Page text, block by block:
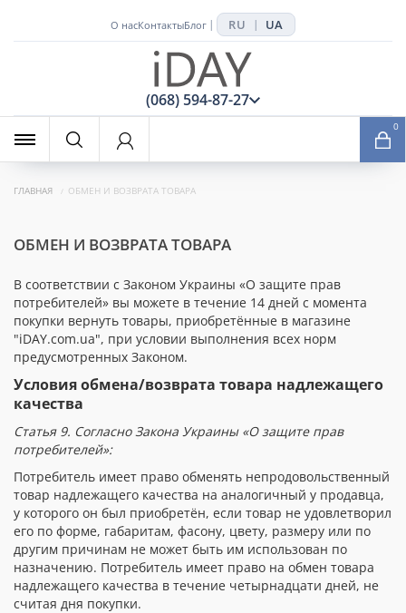
О насКонтактыБлог | RU | UA
(068) 594-87-27
0
ГЛАВНАЯ ОБМЕН И ВОЗВРАТА ТОВАРА
ОБМЕН И ВОЗВРАТА ТОВАРА
В соответствии с Законом Украины «О защите прав
потребителей» вы можете в течение 14 дней с момента
покупки вернуть товары, приобретённые в магазине
"iDAY.com.ua", при условии выполнения всех норм
предусмотренных Законом.
Условия обмена/возврата товара надлежащего
качества
Статья 9. Согласно Закона Украины «О защите прав
потребителей»:
Потребитель имеет право обменять непродовольственный
товар надлежащего качества на аналогичный у продавца,
у которого он был приобретён, если товар не удовлетворил
его по форме, габаритам, фасону, цвету, размеру или по
другим причинам не может быть им использован по
назначению. Потребитель имеет право на обмен товара
надлежащего качества в течение четырнадцати дней, не
считая дня покупки.